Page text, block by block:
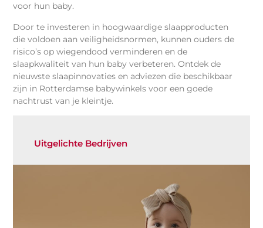
voor hun baby.
Door te investeren in hoogwaardige slaapproducten
die voldoen aan veiligheidsnormen, kunnen ouders de
risico’s op wiegendood verminderen en de
slaapkwaliteit van hun baby verbeteren. Ontdek de
nieuwste slaapinnovaties en adviezen die beschikbaar
zijn in Rotterdamse babywinkels voor een goede
nachtrust van je kleintje.
Uitgelichte Bedrijven